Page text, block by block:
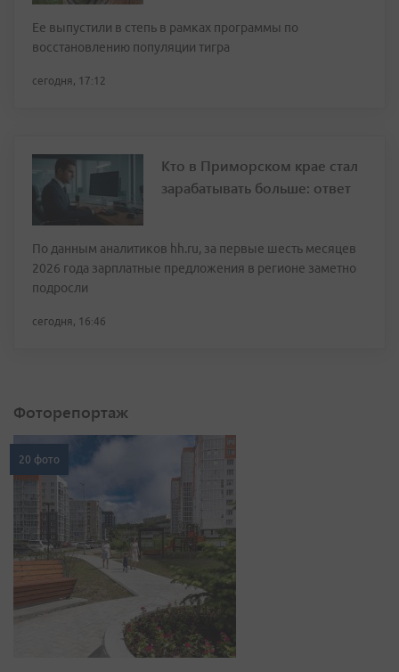
Ее выпустили в степь в рамках программы по
восстановлению популяции тигра
сегодня, 17:12
Кто в Приморском крае стал
зарабатывать больше: ответ
По данным аналитиков hh.ru, за первые шесть месяцев
2026 года зарплатные предложения в регионе заметно
подросли
сегодня, 16:46
Фоторепортаж
20 фото